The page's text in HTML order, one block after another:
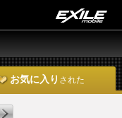
お気に入り された